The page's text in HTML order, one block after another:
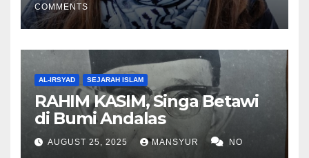
COMMENTS
AL-IRSYAD SEJARAH ISLAM
RAHIM KASIM, Singa Betawi
di Bumi Andalas
AUGUST 25, 2025 MANSYUR NO